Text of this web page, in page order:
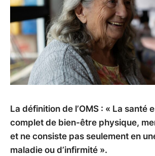
La définition de l’OMS : « La santé
complet de bien-être physique,
et ne consiste pas seulement en
maladie ou d’infirmité ».